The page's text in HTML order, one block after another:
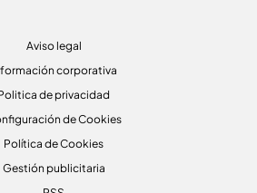
Aviso legal
corporativa
de privacidad
de Cookies
Política de Cookies
Gestión publicitaria